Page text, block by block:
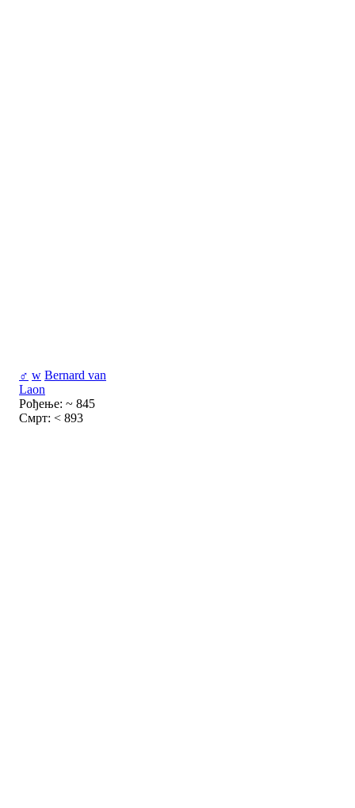
♂ w Bernard van
Laon
Рођење: ~ 845
Смрт: < 893